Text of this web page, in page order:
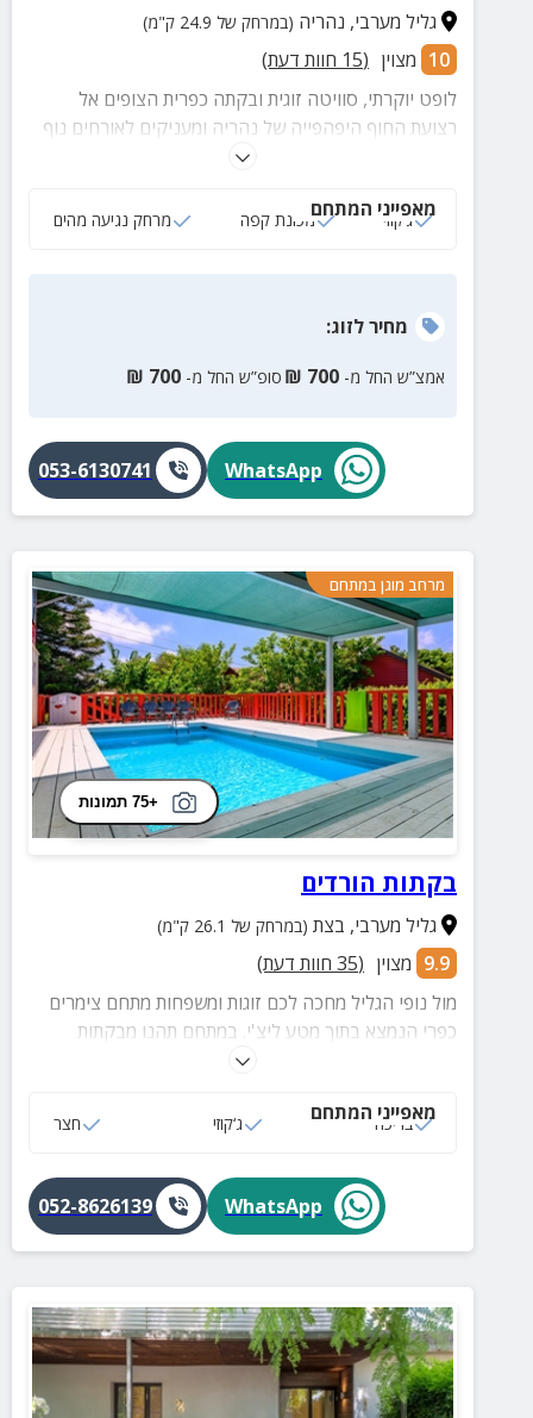
גליל מערבי, נהריה (במרחק של 24.9 ק"מ)
10 מצוין (
15 חוות דעת)
לופט יוקרתי, סוויטה זוגית ובקתה כפרית הצופים אל
רצועת החוף היפהפייה של נהריה ומעניקים לאורחים נוף
קסום של גלים ושקיעות. המתחם מתאים לזוגות, משפחות
מפנקות במיקום מושלם.
מאפייני המתחם
ג‘קוזי מכונת קפה מרחק נגיעה מהים
מחירלזוג:
אמצ”ש החל מ- 700
₪ סופ”ש החל מ- 700
₪
WhatsApp
053-6130741
מרחב מוגן במתחם
+75 תמונות
בקתות הורדים
גליל מערבי, בצת (במרחק של 26.1 ק"מ)
9.9 מצוין (
35 חוות דעת)
מול נופי הגליל מחכה לכם זוגות ומשפחות מתחם צימרים
כפרי הנמצא בתוך מטע ליצ'י. במתחם תהנו מבקתות
המאובזרות בכל טוב לחופשה מושלמת עם מרפסת פרטית,
מאפייני המתחם
בריכה ג‘קוזי חצר
WhatsApp
052-8626139